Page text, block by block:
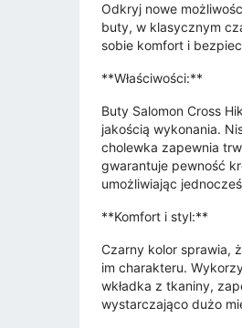
Odkryj nowe
buty, w klasycznym
sobie komfort i
**Właściwości:**
Buty Salomon Cross
jakością wykonania.
cholewka zapewnia
gwarantuje pewność
umożliwiając
**Komfort i styl:**
Czarny kolor sprawia,
im charakteru.
wkładka z tkaniny,
wystarczająco dużo